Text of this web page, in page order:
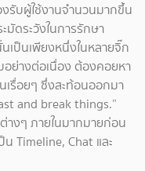
รับผู้ใช้งานจำนวนมากขึ้น
มัดระวังในการรักษา
เป็นเพียงหนึ่งในหลายจิ๊ก
ย่างต่อเนื่อง ต้องคอยหา
รื่อยๆ ซึ่งสะท้อนออกมา
and break things.”
งๆ ภายในมากมายก่อน
น Timeline, Chat และ